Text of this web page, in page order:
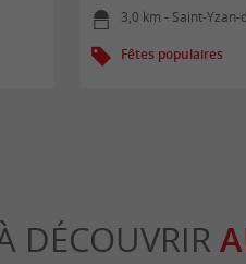
3,0 km - Saint-Yzan-
Fêtes populaires
DÉCOUVRIR